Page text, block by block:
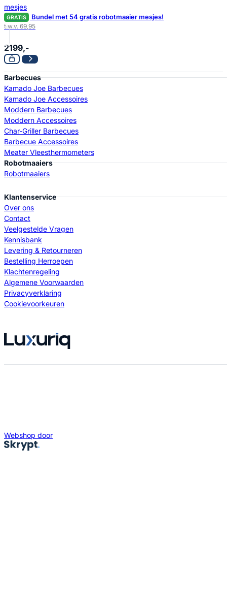
GRATIS Bundel met 54 gratis robotmaaier mesjes!
t.w.v. 69,95
2199,-
Barbecues
Kamado Joe Barbecues
Kamado Joe Accessoires
Moddern Barbecues
Moddern Accessoires
Char-Griller Barbecues
Barbecue Accessoires
Meater Vleesthermometers
Robotmaaiers
Robotmaaiers
Klantenservice
Over ons
Contact
Veelgestelde Vragen
Kennisbank
Levering & Retourneren
Bestelling Herroepen
Klachtenregeling
Algemene Voorwaarden
Privacyverklaring
Cookievoorkeuren
Webshop door